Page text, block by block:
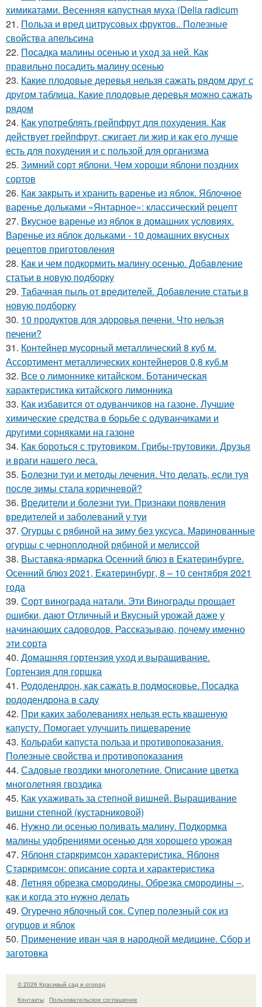
химикатами. Весенняя капустная муха (Delia radicum
21. Польза и вред цитрусовых фруктов.. Полезные
свойства апельсина
22. Посадка малины осенью и уход за ней. Как
правильно посадить малину осенью
23. Какие плодовые деревья нельзя сажать рядом друг с
другом таблица. Какие плодовые деревья можно сажать
рядом
24. Как употреблять грейпфрут для похудения. Как
действует грейпфрут, сжигает ли жир и как его лучше
есть для похудения и с пользой для организма
25. Зимний сорт яблони. Чем хороши яблони поздних
сортов
26. Как закрыть и хранить варенье из яблок. Яблочное
варенье дольками «Янтарное»: классический рецепт
27. Вкусное варенье из яблок в домашних условиях.
Варенье из яблок дольками - 10 домашних вкусных
рецептов приготовления
28. Как и чем подкормить малину осенью. Добавление
статьи в новую подборку
29. Табачная пыль от вредителей. Добавление статьи в
новую подборку
30. 10 продуктов для здоровья печени. Что нельзя
печени?
31. Контейнер мусорный металлический 8 куб м.
Ассортимент металлических контейнеров 0,8 куб.м
32. Все о лимоннике китайском. Ботаническая
характеристика китайского лимонника
33. Как избавится от одуванчиков на газоне. Лучшие
химические средства в борьбе с одуванчиками и
другими сорняками на газоне
34. Как бороться с трутовиком. Грибы-трутовики. Друзья
и враги нашего леса.
35. Болезни туи и методы лечения. Что делать, если туя
после зимы стала коричневой?
36. Вредители и болезни туи. Признаки появления
вредителей и заболеваний у туи
37. Огурцы с рябиной на зиму без уксуса. Маринованные
огурцы с черноплодной рябиной и мелиссой
38. Выставка-ярмарка Осенний блюз в Екатеринбурге.
Осенний блюз 2021, Екатеринбург, 8 – 10 сентября 2021
года
39. Сорт винограда натали. Эти Винограды прощает
ошибки, дают Отличный и Вкусный урожай даже у
начинающих садоводов. Рассказываю, почему именно
эти сорта
40. Домашняя гортензия уход и выращивание.
Гортензия для горшка
41. Рододендрон, как сажать в подмосковье. Посадка
рододендрона в саду
42. При каких заболеваниях нельзя есть квашеную
капусту. Помогает улучшить пищеварение
43. Кольраби капуста польза и противопоказания.
Полезные свойства и противопоказания
44. Садовые гвоздики многолетние. Описание цветка
многолетняя гвоздика
45. Как ухаживать за степной вишней. Выращивание
вишни степной (кустарниковой)
46. Нужно ли осенью поливать малину. Подкормка
малины удобрениями осенью для хорошего урожая
47. Яблоня старкримсон характеристика. Яблоня
Старкримсон: описание сорта и характеристика
48. Летняя обрезка смородины. Обрезка смородины –,
как и когда это нужно делать
49. Огуречно яблочный сок. Супер полезный сок из
огурцов и яблок
50. Применение иван чая в народной медицине. Сбор и
заготовка
© 2026 Красивый сад и огород
Контакты
Пользовательское соглашение